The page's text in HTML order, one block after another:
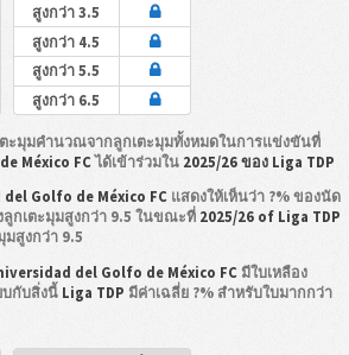
สูงกว่า 3.5
สูงกว่า 4.5
สูงกว่า 5.5
สูงกว่า 6.5
ตะมุมคำนวณจากลูกเตะมุมทั้งหมดในการแข่งขันที่
México FCได้เข้าร่วมใน 2025/26 ของ Liga TDP
Golfo de México FC แสดงให้เห็นว่า ?% ของนัด
ลูกเตะมุมสูงกว่า 9.5 ในขณะที่ 2025/26 of Liga TDP
มสูงกว่า 9.5
del Golfo de México FC มีใบเหลือง
บกับสิ่งนี้ Liga TDP มีค่าเฉลี่ย ?% สำหรับใบมากกว่า